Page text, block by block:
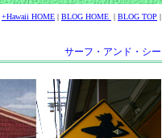
+Hawaii HOME | BLOG HOME | BLOG TOP |
サーフ・アンド・シー